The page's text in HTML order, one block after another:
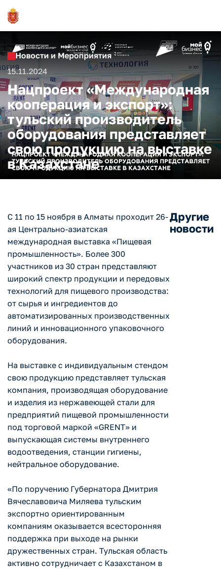
Новости и Мероприятия
15.11.2024
Нацпроект «Международная
кооперация и экспорт»:
тульский производитель
оборудования представляет
свою продукцию на выставке
в Казахстане
С 11 по 15 ноября в Алматы проходит 26-
ая Центрально-азиатская
международная выставка «Пищевая
промышленность». Более 300
участников из 30 стран представляют
широкий спектр продукции и передовых
технологий для пищевого производства:
от сырья и ингредиентов до
автоматизированных производственных
линий и инновационного упаковочного
оборудования.
На выставке с индивидуальным стендом
свою продукцию представляет тульская
компания, производящая оборудование
и изделия из нержавеющей стали для
предприятий пищевой промышленности
под торговой маркой «GRENT» и
выпускающая системы внутреннего
водоотведения, станции гигиены,
нейтральное оборудование.
«По поручению Губернатора Дмитрия
Вячеславовича Миляева тульским
экспортно ориентированным
компаниям оказывается всесторонняя
поддержка при выходе на рынки
дружественных стран. Тульская область
активно сотрудничает с Казахстаном в
Другие
новости